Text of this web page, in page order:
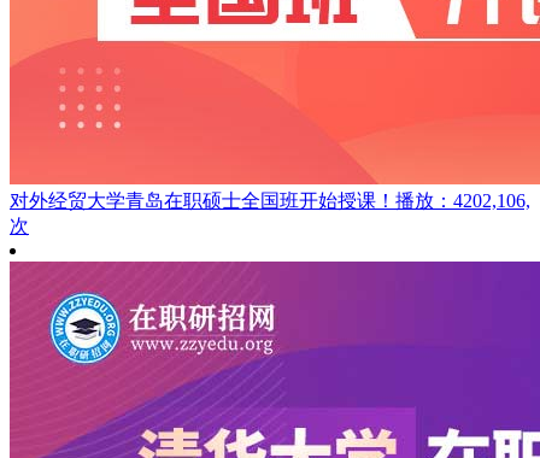
对外经贸大学青岛在职硕士全国班开始授课！ 播放：4202,106,
次